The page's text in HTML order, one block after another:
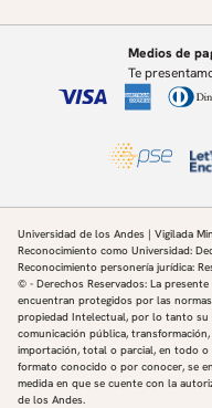
Medios de
Te
Universidad de los Andes | Vigilada
Reconocimiento como Universidad:
Reconocimiento personería jurídica:
© - Derechos Reservados: La
encuentran protegidos por las
propiedad Intelectual, por lo tanto
comunicación pública,
importación, total o parcial, en todo
formato conocido o por conocer, se
medida en que se cuente con la
de los Andes.